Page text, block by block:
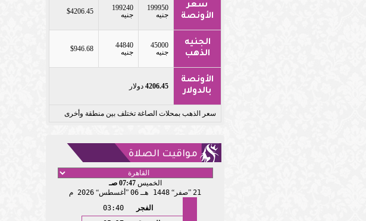
سعر
الأونصة
199950
جنيه
199240
جنيه
$4206.45
الجنيه
الذهب
45000
جنيه
44840
جنيه
$946.68
الأونصة
بالدولار
4206.45 دولار
سعر الذهب بمحلات الصاغة تختلف بين منطقة وأخرى
مواقيت الصلاة
الخميس07:47 صـ
21 صفر 1448 هـ 06 أغسطس 2026 م
الفجر
03:40